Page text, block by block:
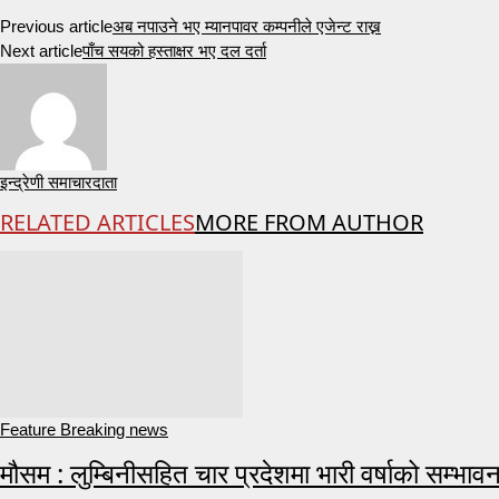
Previous articleअब नपाउने भए म्यानपावर कम्पनीले एजेन्ट राख्न
Next articleपाँच सयको हस्ताक्षर भए दल दर्ता
इन्द्रेणी समाचारदाता
RELATED ARTICLESMORE FROM AUTHOR
Feature Breaking news
मौसम : लुम्बिनीसहित चार प्रदेशमा भारी वर्षाको